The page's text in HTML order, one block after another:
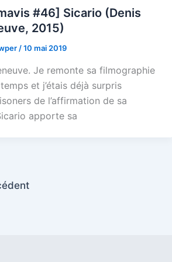
#46] Sicario (Denis
2015)
/10 mai 2019
Je remonte sa filmographie
et j’étais déjà surpris
de l’affirmation de sa
apporte sa